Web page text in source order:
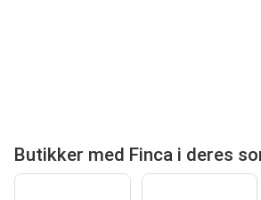
Butikker med Finca i deres